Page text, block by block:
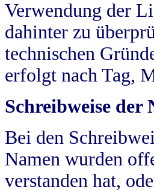
Verwendung der
dahinter zu
technischen
erfolgt nach Tag,
Schreibweise der
Bei den
Namen wurden
verstanden hat,